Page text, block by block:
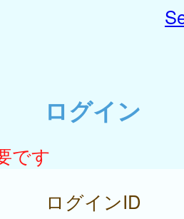
ログイン
です
ログインID